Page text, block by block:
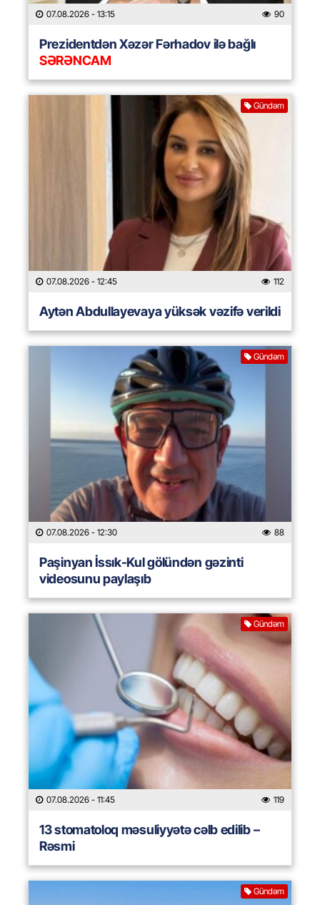
07.08.2026 - 13:15 90
Prezidentdən Xəzər Fərhadov ilə bağlı
SƏRƏNCAM
Gündəm
07.08.2026 - 12:45 112
Aytən Abdullayevaya yüksək vəzifə verildi
Gündəm
07.08.2026 - 12:30 88
Paşinyan İssık-Kul gölündən gəzinti
videosunu paylaşıb
Gündəm
07.08.2026 - 11:45 119
13 stomatoloq məsuliyyətə cəlb edilib –
Rəsmi
Gündəm